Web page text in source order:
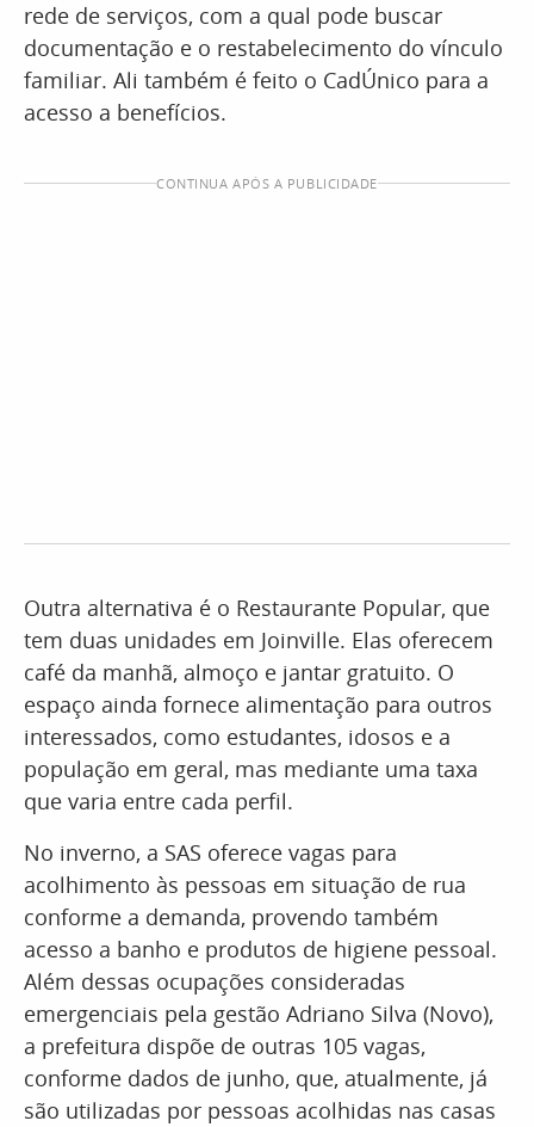
rede de serviços, com a qual pode buscar
documentação e o restabelecimento do vínculo
familiar. Ali também é feito o CadÚnico para a
acesso a benefícios.
CONTINUA APÓS A PUBLICIDADE
Outra alternativa é o Restaurante Popular, que
tem duas unidades em Joinville. Elas oferecem
café da manhã, almoço e jantar gratuito. O
espaço ainda fornece alimentação para outros
interessados, como estudantes, idosos e a
população em geral, mas mediante uma taxa
que varia entre cada perfil.
No inverno, a SAS oferece vagas para
acolhimento às pessoas em situação de rua
conforme a demanda, provendo também
acesso a banho e produtos de higiene pessoal.
Além dessas ocupações consideradas
emergenciais pela gestão Adriano Silva (Novo),
a prefeitura dispõe de outras 105 vagas,
conforme dados de junho, que, atualmente, já
são utilizadas por pessoas acolhidas nas casas